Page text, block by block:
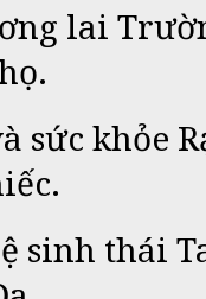
lai
sức khỏe
sinh thái